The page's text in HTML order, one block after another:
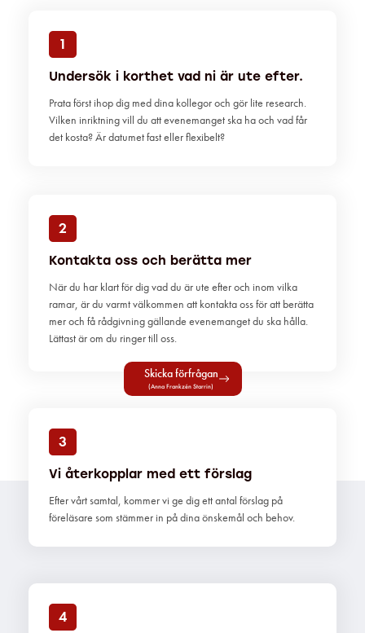
1
Undersök i korthet vad ni är ute efter.
Prata först ihop dig med dina kollegor och gör lite research.
Vilken inriktning vill du att evenemanget ska ha och vad får
det kosta? Är datumet fast eller flexibelt?
2
Kontakta oss och berätta mer
När du har klart för dig vad du är ute efter och inom vilka
ramar, är du varmt välkommen att kontakta oss för att berätta
mer och få rådgivning gällande evenemanget du ska hålla.
Lättast är om du ringer till oss.
Skicka förfrågan
(Anna Frankzén Starrin)
3
Vi återkopplar med ett förslag
Efter vårt samtal, kommer vi ge dig ett antal förslag på
föreläsare som stämmer in på dina önskemål och behov.
4